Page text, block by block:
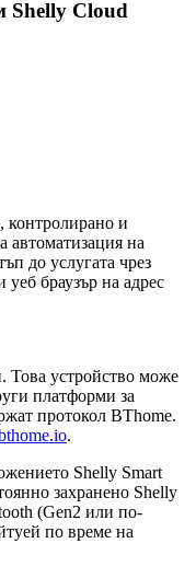
Shelly Cloud
контролирано и
автоматизация на
до услугата чрез
браузър на адрес
Това устройство може
платформи за
протокол BThome.
.
Shelly Smart
захранено Shelly
(Gen2 или по-
по време на